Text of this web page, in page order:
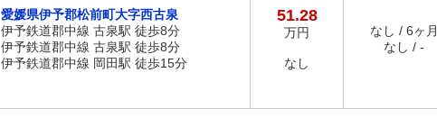
愛媛県伊予郡松前町大字西古泉
伊予鉄道郡中線 古泉駅 徒歩8分
伊予鉄道郡中線 古泉駅 徒歩8分
伊予鉄道郡中線 岡田駅 徒歩15分
51.28
万円
なし
なし / 6ヶ月
なし / -